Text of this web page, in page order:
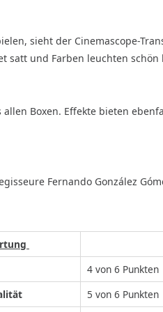
sieht der Cinemascope-
satt und Farben leuchten schön
Boxen. Effekte bieten
Fernando González
4 von 6 Punkten
5 von 6 Punkten